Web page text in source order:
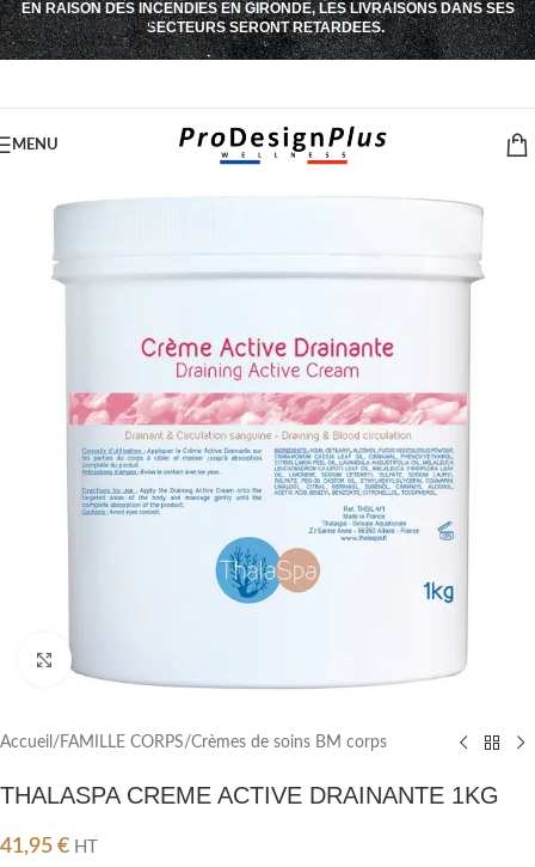
Passer à la navigation
Passer au contenu principal
EN RAISON DES INCENDIES EN GIRONDE, LES LIVRAISONS DANS SES
SECTEURS SERONT RETARDEES.
MENU
Cliquez pour agrandir
Accueil / FAMILLE CORPS/Crèmes de soins BM corps
THALASPA CREME ACTIVE DRAINANTE 1KG
41,95 € HT